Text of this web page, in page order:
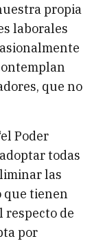
propia
laborales
que no
Poder
todas
las
que tienen
respecto de
por